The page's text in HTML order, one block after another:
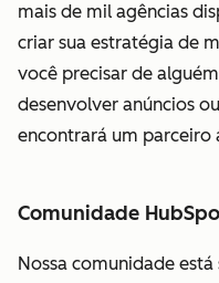
mais de mil agências
criar sua estratégia de
você precisar de
desenvolver anúncios
encontrará um parceiro
Comunidade
Nossa comunidade